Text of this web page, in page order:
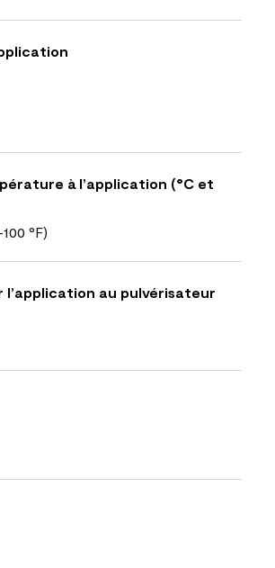
à l’application (°C et
°F)
l’application au pulvérisateur